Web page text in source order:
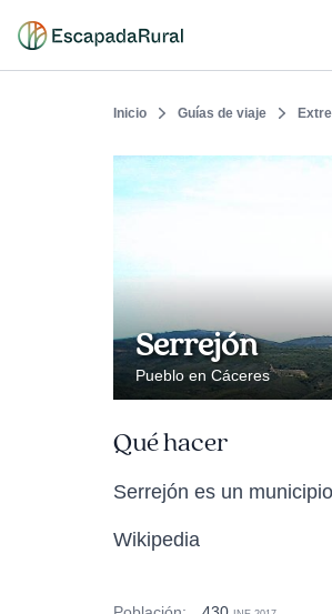
Inicio Guías de viaje
Serrejón
Pueblo en Cáceres
Qué hacer
Serrejón es un
Wikipedia